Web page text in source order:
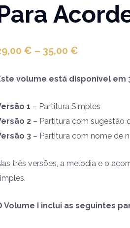
€ – 35,00 €
volume está disponível em
1 – Partitura Simples
2– Partitura com sugestão
3– Partitura com nome de
três versões, a melodia e o
Volume I inclui as seguintes